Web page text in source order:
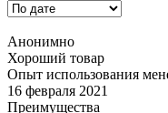
Анонимно
Хороший товар
Опыт использования
16 февраля 2021
Преимущества